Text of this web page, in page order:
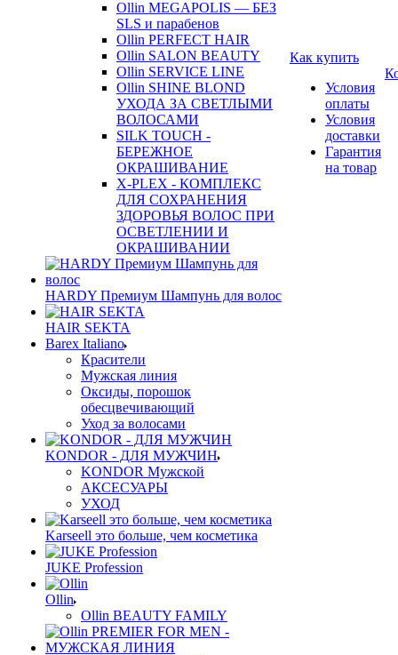
Ollin MEGAPOLIS — БЕЗ
SLS и парабенов
Ollin PERFECT HAIR
Ollin SALON BEAUTY
Ollin SERVICE LINE
Ollin SHINE BLOND
УХОДА ЗА СВЕТЛЫМИ
ВОЛОСАМИ
SILK TOUCH -
БЕРЕЖНОЕ
ОКРАШИВАНИЕ
X-PLEX - КОМПЛЕКС
ДЛЯ СОХРАНЕНИЯ
ЗДОРОВЬЯ ВОЛОС ПРИ
ОСВЕТЛЕНИИ И
ОКРАШИВАНИИ
HARDY Премиум Шампунь для волос
HAIR SEKTA
Barex Italiano
Красители
Мужская линия
Оксиды, порошок
обесцвечивающий
Уход за волосами
KONDOR - ДЛЯ МУЖЧИН
KONDOR Мужской
АКСЕСУАРЫ
УХОД
Karseell это больше, чем косметика
JUKE Profession
Ollin
Ollin BEAUTY FAMILY
Как купить
Условия
оплаты
Условия
доставки
Гарантия
на товар